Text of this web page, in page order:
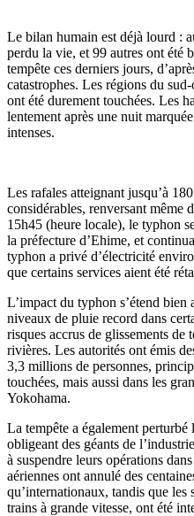
Le bilan humain est déjà lourd :
perdu la vie, et 99 autres ont été
tempête ces derniers jours,
catastrophes. Les régions du
ont été durement touchées. Les
lentement après une nuit
intenses.
Les rafales atteignant jusqu’à
considérables, renversant même
15h45 (heure locale), le typhon
la préfecture d’Ehime, et
typhon a privé d’électricité
que certains services aient été
L’impact du typhon s’étend bien
niveaux de pluie record dans
risques accrus de glissements de
rivières. Les autorités ont émis
3,3 millions de personnes,
touchées, mais aussi dans les
Yokohama.
La tempête a également perturbé
obligeant des géants de
à suspendre leurs opérations
aériennes ont annulé des
qu’internationaux, tandis que
trains à grande vitesse, ont été